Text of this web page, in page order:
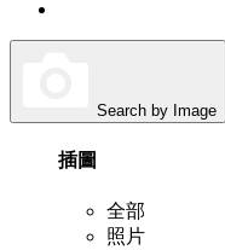
Search by Image
插圖
全部
照片